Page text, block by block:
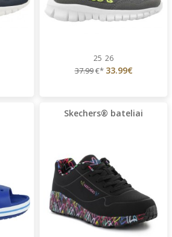
25 26
37.99€* 33.99€
Skechers® bateliai